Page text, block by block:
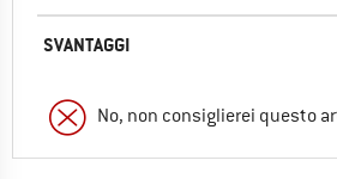
SVANTAGGI
No, non consiglierei questo